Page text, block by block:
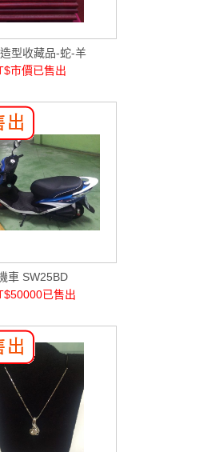
型收藏品-蛇-羊
市價已售出
車 SW25BD
已售出